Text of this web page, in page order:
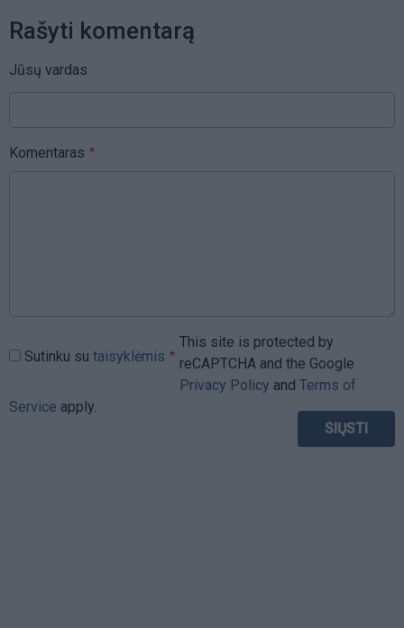
Rašyti komentarą
Jūsų vardas
Komentaras
Sutinku su taisyklėmis
This site is protected by
reCAPTCHA and the Google
Privacy Policy and Terms of
Service apply.